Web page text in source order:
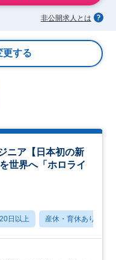
非公開求人とは
更する
ニア【日本初の新
世界へ「ホロライ
日以上 産休・育休あり